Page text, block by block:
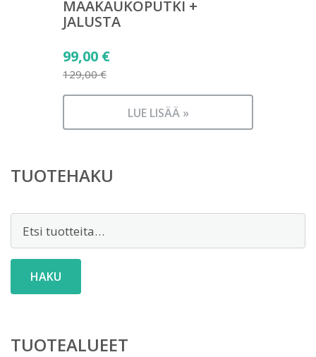
MAAKAUKOPUTKI +
JALUSTA
129,00€
Alkuperäinen
hinta
oli:
99,00 €
Nykyinen
on:
LUE LISÄÄ »
TUOTEHAKU
HAKU
TUOTEALUEET